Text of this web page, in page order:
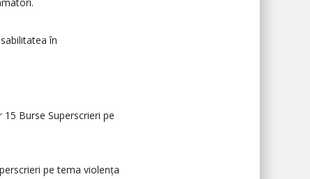
în
Burse Superscrieri pe
pe tema violența